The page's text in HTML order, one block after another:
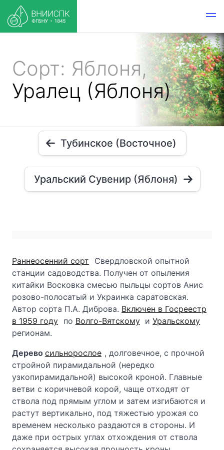
Сорт: Яблоня,
Уралец (Яблоня)
Тубинское (Восточное)
Уральский Сувенир (Яблоня)
Раннеосенний сорт
Свердловской опытной
станции садоводства. Получен от опыления
китайки Восковка смесью пыльцы сортов Анис
розово-полосатый и Украинка саратовская.
Автор сорта П.А. Диброва. Включен в Госреестр
в 1959 году по Волго-Вятскому иУральскому
регионам.
Дерево сильнорослое , долговечное, с прочной
стройной пирамидальной (нередко
узкопирамидальной) высокой кроной. Главные
ветви с коричневой корой, чаще отходят от
ствола под прямым углом и затем изгибаются и
растут вертикально, под тяжестью урожая со
временем несколько раздаются в стороны. И
даже при острых углах отхождения от ствола